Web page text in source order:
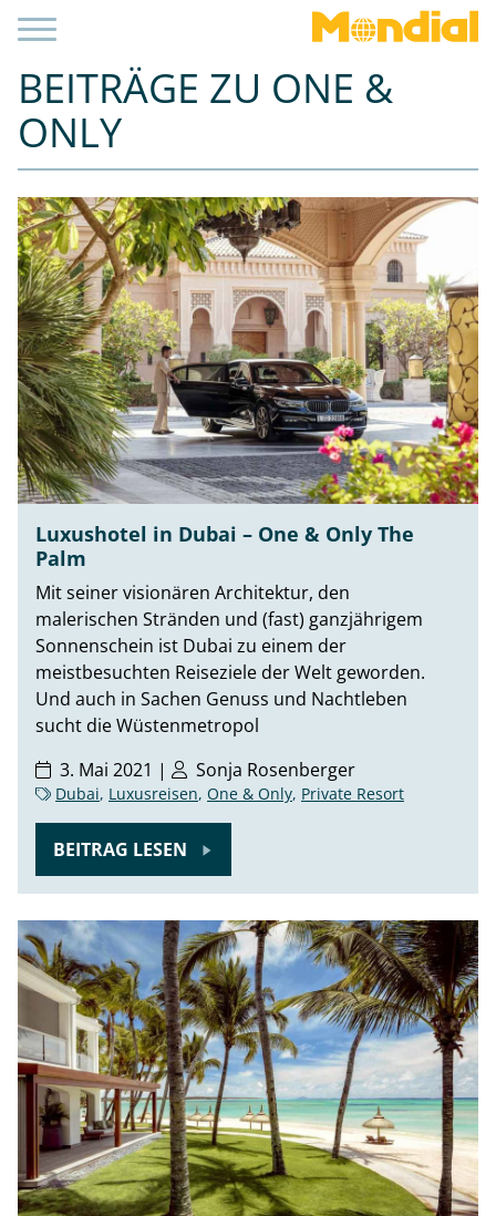
BEITRÄGE ZU ONE &
ONLY
Luxushotel in Dubai – One & Only The
Palm
Mit seiner visionären Architektur, den
malerischen Stränden und (fast) ganzjährigem
Sonnenschein ist Dubai zu einem der
meistbesuchten Reiseziele der Welt geworden.
Und auch in Sachen Genuss und Nachtleben
sucht die Wüstenmetropol
3. Mai 2021 |
Sonja Rosenberger
Dubai, Luxusreisen, One & Only, Private Resort
BEITRAG LESEN